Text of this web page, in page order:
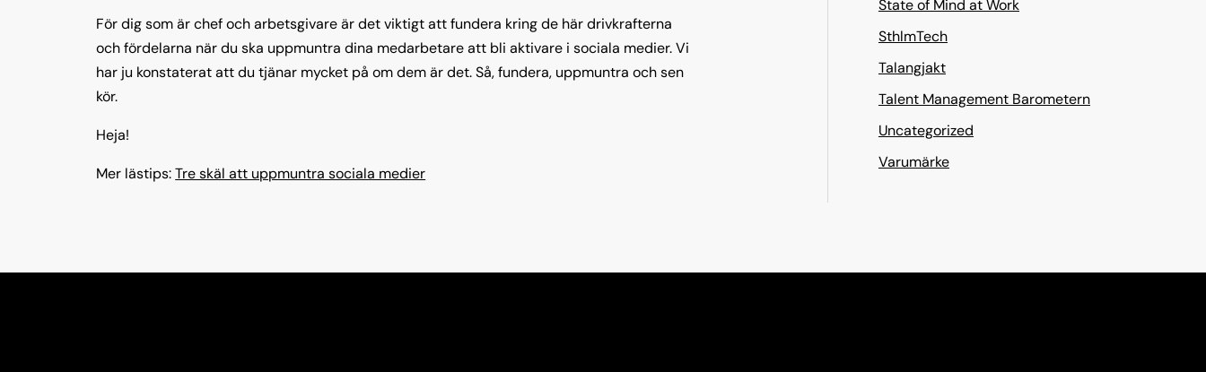
För dig som är chef och arbetsgivare är det viktigt att fundera kring de här drivkrafterna
och fördelarna när du ska uppmuntra dina medarbetare att bli aktivare i sociala medier. Vi
har ju konstaterat att du tjänar mycket på om dem är det. Så, fundera, uppmuntra och sen
kör.
Heja!
Mer lästips:Tre skäl att uppmuntra sociala medier
State of Mind at Work
SthlmTech
Talangjakt
Talent Management Barometern
Uncategorized
Varumärke